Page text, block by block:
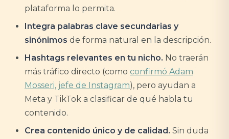
plataforma lo permita.
Integra palabras clave secundarias y
sinónimos de forma natural en la descripción.
Hashtags relevantes en tu nicho. No traerán
más tráfico directo (como confirmó Adam
Mosseri, jefe de Instagram), pero ayudan a
Meta y TikTok a clasificar de qué habla tu
contenido.
Crea contenido único y de calidad. Sin duda